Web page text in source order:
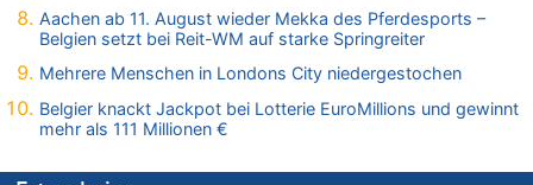
08.08.2026 - 09:02 von Detlef zu
Tempolimit in 30er-Zonen – Untersuchung von Vias
08.08.2026 - 08:50 von Mungo zu
Zweite Hitzewelle in diesem Sommer ist jetzt amtlich
08.08.2026 - 08:45 von besserwisser zu
Aachen ab 11. August wieder Mekka des Pferdesports –
Belgien setzt bei Reit-WM auf starke Springreiter
Mehrere Menschen in Londons City niedergestochen
Belgier knackt Jackpot bei Lotterie EuroMillions und gewinnt
mehr als 111 Millionen €